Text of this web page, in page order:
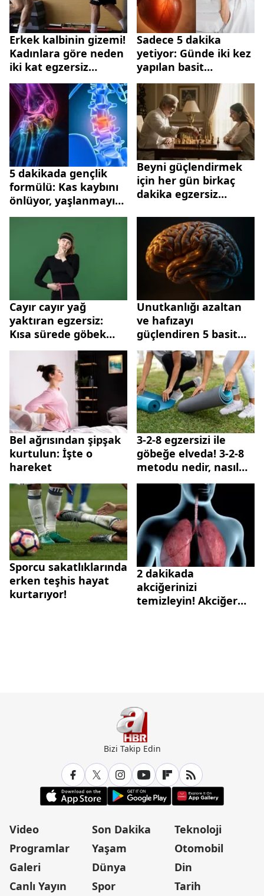
Erkek kalbinin gizemi!
Kadınlara göre neden
iki kat egzersiz
yapmaları gerekiyor?
Sadece 5 dakika
yetiyor: Günde iki kez
yapılan basit
egzersizler kalp riskini
azaltıyor
5 dakikada gençlik
formülü: Kas kaybını
önlüyor, yaşlanmayı
yavaşlatıyor
Beyni güçlendirmek
için her gün birkaç
dakika egzersiz
Cayır cayır yağ
yaktıran egzersiz:
Kısa sürede göbek
eritme tüyosu
Unutkanlığı azaltan
ve hafızayı
güçlendiren 5 basit
yöntem
Bel ağrısından şipşak
kurtulun: İşte o
hareket
3-2-8 egzersizi ile
göbeğe elveda! 3-2-8
metodu nedir, nasıl
yapılır?
Sporcu sakatlıklarında
erken teşhis hayat
kurtarıyor!
2 dakikada
akciğerinizi
temizleyin! Akciğer
Bizi Takip Edin
Video
Programlar
Galeri
Canlı Yayın
Son Dakika
Yaşam
Dünya
Spor
Teknoloji
Otomobil
Din
Tarih